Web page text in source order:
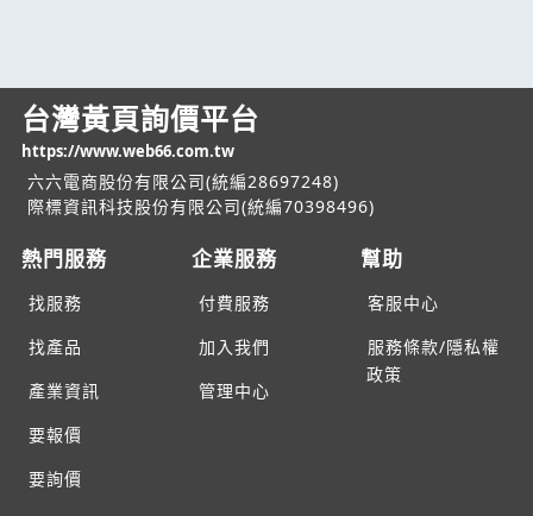
台灣黃頁詢價平台
https://www.web66.com.tw
六六電商股份有限公司(統編28697248)
際標資訊科技股份有限公司(統編70398496)
熱門服務
找服務
找產品
產業資訊
要報價
要詢價
企業服務
付費服務
加入我們
管理中心
幫助
客服中心
服務條款/隱私權
政策